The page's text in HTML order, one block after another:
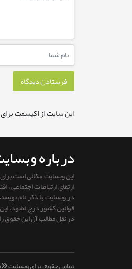
این سایت از اکیسمت
درباره
این وبسایت مکانی است
ارتقای ارتباطات اجتماعی
در وبسایت با ذکر نام
قوانين كشور درج نشود. این
در نقل مطالب آن این حقوق
تمامی حقوق برای وبسایت